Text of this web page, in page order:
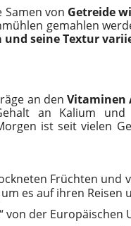
von Getreide
gemahlen
und seine Textur
an denVitaminen
an Kalium
ist seit vielen
Früchten und
es auf ihren Reisen
“ von der Europäischen